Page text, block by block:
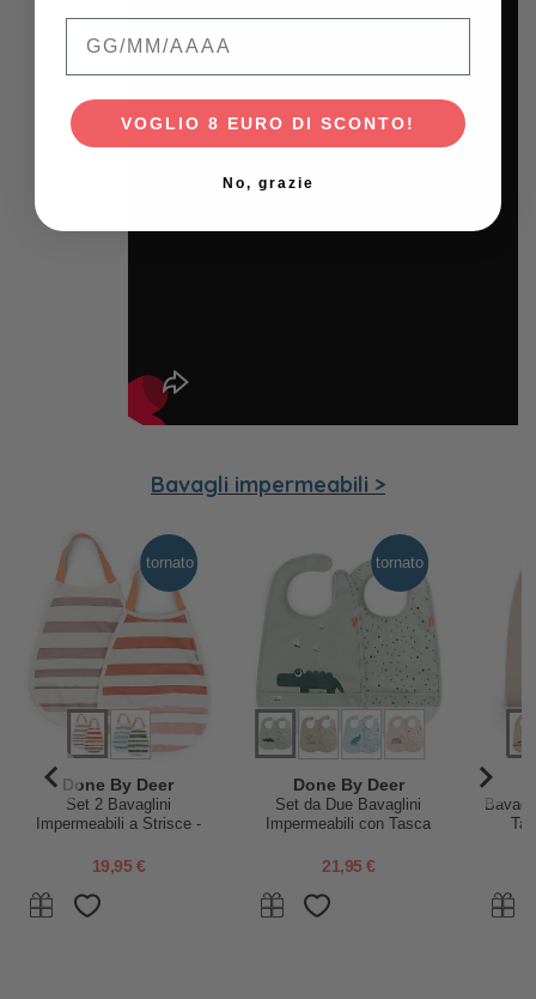
Bavagli impermeabili >
tornato
Done By Deer
Set 2 Bavaglini
Impermeabili a Strisce -
Tasca!
19,95 €
tornato
Done By Deer
Set da Due Bavaglini
Impermeabili con Tasca
- certificato Oeko-Tex
21,95 €
VOGLIO 8 EURO DI SCONTO!
No, grazie